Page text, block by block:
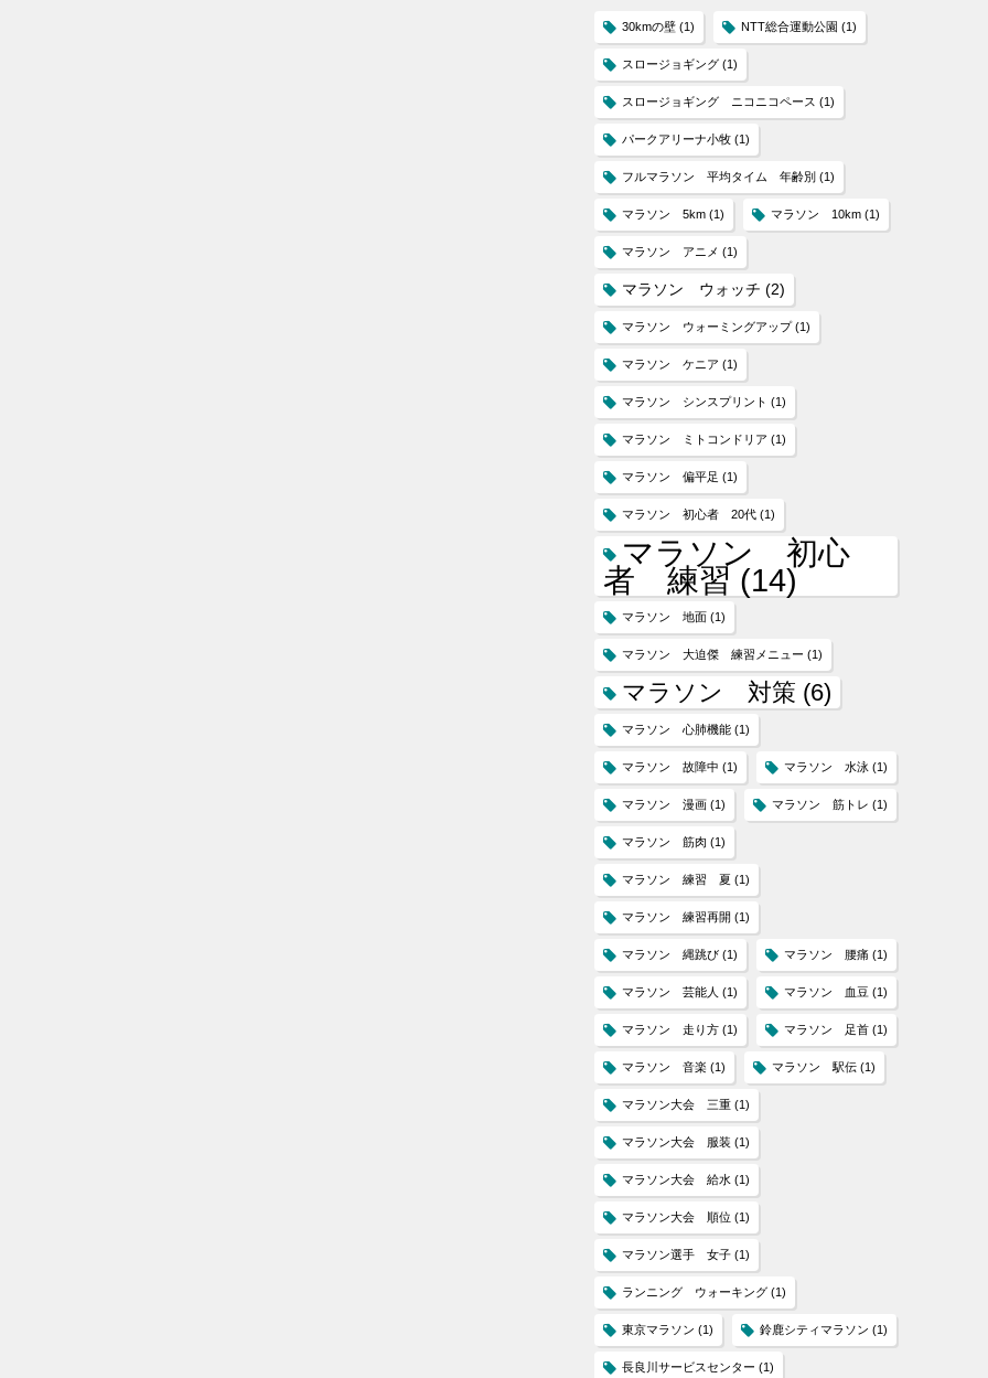
30kmの壁 (1) NTT総合運動公園 (1)
スロージョギング (1)
スロージョギング ニコニコペース (1)
パークアリーナ小牧 (1)
フルマラソン 平均タイム 年齢別 (1)
マラソン 5km (1) マラソン 10km (1)
マラソン アニメ (1)
マラソン ウォッチ (2)
マラソン ウォーミングアップ(1)
マラソン ケニア (1)
マラソン シンスプリント (1)
マラソン ミトコンドリア (1)
マラソン 偏平足 (1)
マラソン 初心者 20代 (1)
マラソン 初心
者 練習 (14)
マラソン 地面 (1)
マラソン 大迫傑 練習メニュー (1)
マラソン 対策 (6)
マラソン 心肺機能 (1)
マラソン 故障中 (1) マラソン 水泳 (1)
マラソン 漫画 (1) マラソン 筋トレ (1)
マラソン 筋肉 (1)
マラソン 練習 夏 (1)
マラソン 練習再開 (1)
マラソン 縄跳び (1) マラソン 腰痛 (1)
マラソン 芸能人 (1) マラソン 血豆 (1)
マラソン 走り方 (1) マラソン 足首 (1)
マラソン 音楽 (1) マラソン 駅伝 (1)
マラソン大会 三重 (1)
マラソン大会 服装 (1)
マラソン大会 給水 (1)
マラソン大会 順位 (1)
マラソン選手 女子 (1)
ランニング ウォーキング (1)
東京マラソン (1) 鈴鹿シティマラソン (1)
長良川サービスセンター (1)